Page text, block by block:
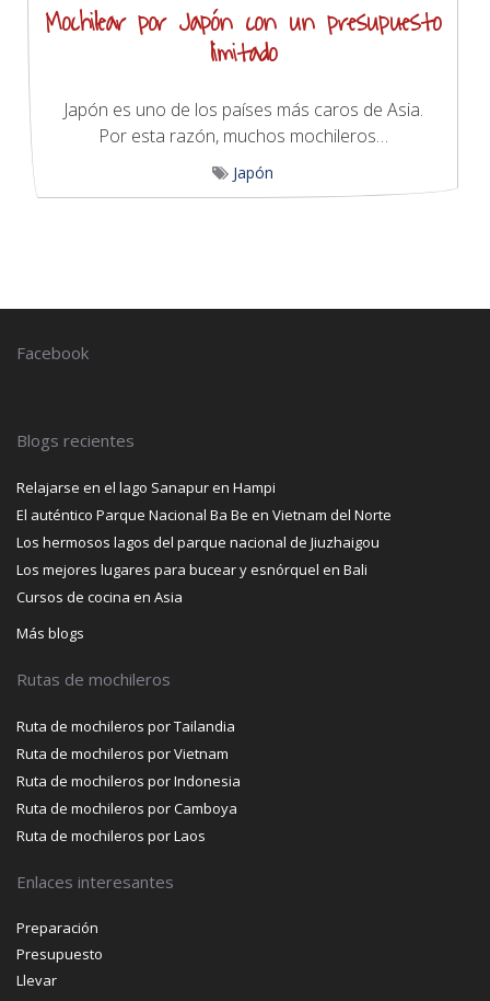
Mochilear por Japón con un presupuesto
limitado
Japón es uno de los países más caros de Asia.
Por esta razón, muchos mochileros…
Japón
Facebook
Blogs recientes
Relajarse en el lago Sanapur en Hampi
El auténtico Parque Nacional Ba Be en Vietnam del Norte
Los hermosos lagos del parque nacional de Jiuzhaigou
Los mejores lugares para bucear y esnórquel en Bali
Cursos de cocina en Asia
Más blogs
Rutas de mochileros
Ruta de mochileros por Tailandia
Ruta de mochileros por Vietnam
Ruta de mochileros por Indonesia
Ruta de mochileros por Camboya
Ruta de mochileros por Laos
Enlaces interesantes
Preparación
Presupuesto
Llevar